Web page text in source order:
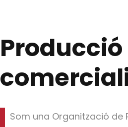
Producció
Som una Organització de